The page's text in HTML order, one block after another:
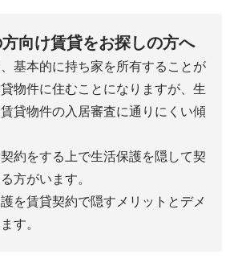
向け賃貸をお探しの方へ
基本的に持ち家を所有することが
物件に住むことになりますが、 生
貸物件の入居審査に通りにくい傾
約をする上で生活保護を隠して契
方がいます。
を賃貸契約で隠すメリットとデメ
す。